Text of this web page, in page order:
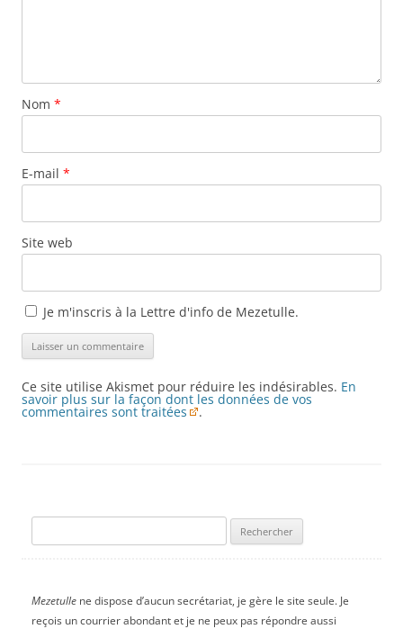
Nom *
E-mail *
Site web
Je m'inscris à la Lettre d'info de Mezetulle.
Ce site utilise Akismet pour réduire les indésirables. En
savoir plus sur la façon dont les données de vos
commentaires sont traitées .
Mezetullene dispose d’aucun secrétariat, je gère le site seule. Je
reçois un courrier abondant et je ne peux pas répondre aussi